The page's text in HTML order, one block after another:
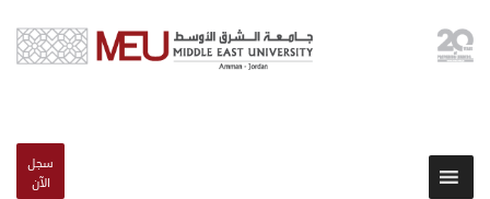
سجل
الآن